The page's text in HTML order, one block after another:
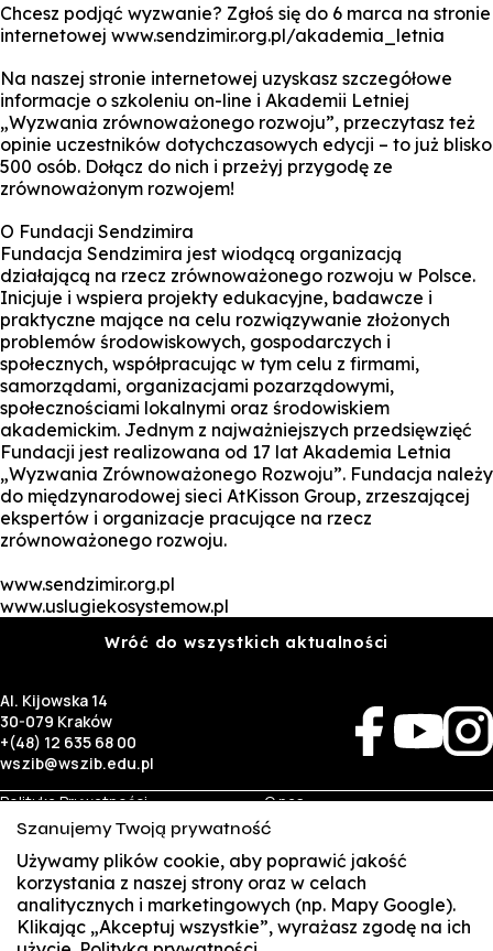
Chcesz podjąć wyzwanie? Zgłoś się do 6 marca na stronie
internetowej www.sendzimir.org.pl/akademia_letnia
Na naszej stronie internetowej uzyskasz szczegółowe
informacje o szkoleniu on-line i Akademii Letniej
„Wyzwania zrównoważonego rozwoju”, przeczytasz też
opinie uczestników dotychczasowych edycji – to już blisko
500 osób. Dołącz do nich i przeżyj przygodę ze
zrównoważonym rozwojem!
O Fundacji Sendzimira
Fundacja Sendzimira jest wiodącą organizacją
działającą na rzecz zrównoważonego rozwoju w Polsce.
Inicjuje i wspiera projekty edukacyjne, badawcze i
praktyczne mające na celu rozwiązywanie złożonych
problemów środowiskowych, gospodarczych i
społecznych, współpracując w tym celu z firmami,
samorządami, organizacjami pozarządowymi,
społecznościami lokalnymi oraz środowiskiem
akademickim. Jednym z najważniejszych przedsięwzięć
Fundacji jest realizowana od 17 lat Akademia Letnia
„Wyzwania Zrównoważonego Rozwoju”. Fundacja należy
do międzynarodowej sieci AtKisson Group, zrzeszającej
ekspertów i organizacje pracujące na rzecz
zrównoważonego rozwoju.
www.sendzimir.org.pl
www.uslugiekosystemow.pl
Wróć do wszystkich aktualności
Al. Kijowska 14
30-079 Kraków
+(48) 12 635 68 00
wszib@wszib.edu.pl
Polityka Prywatności
RODO
Identyfikacja wizualna
O nas
Rekrutacja
Studia
Kontakt
Biznes
Wynajem sal
Student
Multis Multum
Szanujemy Twoją prywatność
Używamy plików cookie, aby poprawić jakość
korzystania z naszej strony oraz w celach
analitycznych i marketingowych (np. Mapy Google).
Klikając „Akceptuj wszystkie”, wyrażasz zgodę na ich